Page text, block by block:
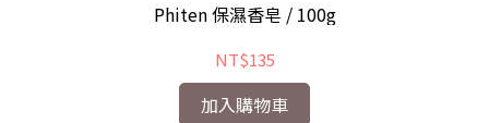
Phiten 保濕香皂 / 100g
NT$135
加入購物車